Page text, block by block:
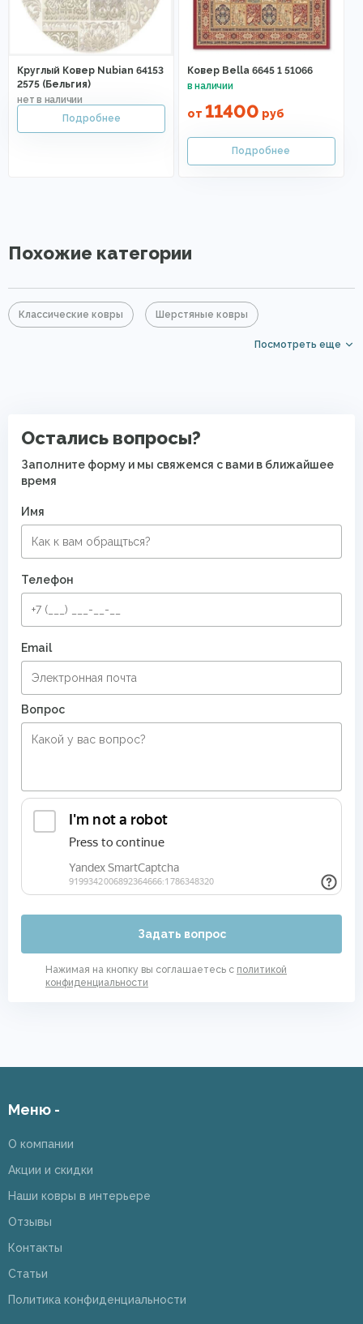
Круглый Ковер Nubian 64153
2575 (Бельгия)
Ковер Bella 6645 1 51066
от 11400 руб
Похожие категории
Классические ковры Шерстяные ковры
Посмотреть еще
Остались вопросы?
Заполните форму и мы свяжемся с вами в ближайшее
время
Имя
Телефон
Email
Вопрос
Задать вопрос
Нажимая на кнопку вы соглашаетесь с политикой
конфиденциальности
Меню -
О компании
Акции и скидки
Наши ковры в интерьере
Отзывы
Контакты
Статьи
Политика конфиденциальности